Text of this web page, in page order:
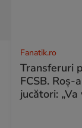
Fanatik.ro
Transferuri
FCSB.
jucători: